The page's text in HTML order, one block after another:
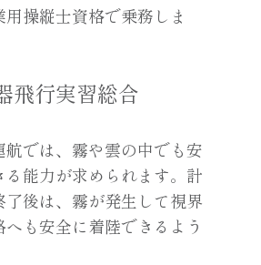
操縦士資格で乗務しま
飛行実習総合
航では、霧や雲の中でも安
る能力が求められます。計
了後は、霧が発生して視界
も安全に着陸できるよう